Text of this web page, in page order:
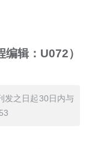
编辑：U072）
发之日起30日内与